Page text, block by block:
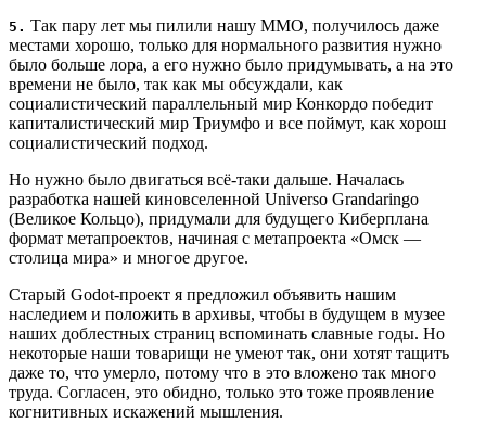
5. Так пару лет мы пилили нашу MMO, получилось даже
местами хорошо, только для нормального развития нужно
было больше лора, а его нужно было придумывать, а на это
времени не было, так как мы обсуждали, как
социалистический параллельный мир Конкордо победит
капиталистический мир Триумфо и все поймут, как хорош
социалистический подход.
Но нужно было двигаться всё-таки дальше. Началась
разработка нашей киновселенной Universo Grandaringo
(Великое Кольцо), придумали для будущего Киберплана
формат метапроектов, начиная с метапроекта «Омск —
столица мира» и многое другое.
Старый Godot-проект я предложил объявить нашим
наследием и положить в архивы, чтобы в будущем в музее
наших доблестных страниц вспоминать славные годы. Но
некоторые наши товарищи не умеют так, они хотят тащить
даже то, что умерло, потому что в это вложено так много
труда. Согласен, это обидно, только это тоже проявление
когнитивных искажений мышления.